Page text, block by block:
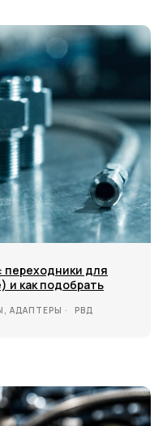
переходники для
и как подобрать
АДАПТЕРЫ РВД